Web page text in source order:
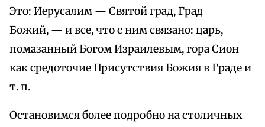
Это: Иерусалим — Святой град, Град
Божий, — и все, что с ним связано: царь,
помазанный Богом Израилевым, гора Сион
как средоточие Присутствия Божия в Граде и
т. п.
Остановимся более подробно на столичных